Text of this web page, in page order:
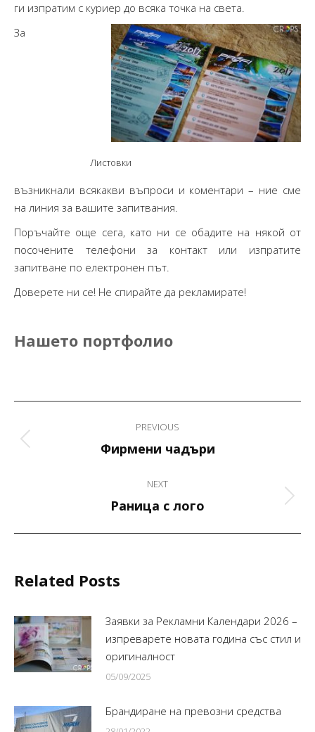
ги изпратим с куриер до всяка точка на света.
Листовки
За
възникнали всякакви въпроси и коментари – ние сме
на линия за вашите запитвания.
Поръчайте още сега, като ни се обадите на някой от
посочените телефони за контакт или изпратите
запитване по електронен път.
Доверете ни се! Не спирайте да рекламирате!
Нашето портфолио
navigation
PREVIOUS
Previous
Фирмени чадъри
NEXT
Next
Раница с лого
Related Posts
Заявки за Рекламни Календари 2026 –
изпреварете новата година със стил и
оригиналност
05/09/2025
Брандиране на превозни средства